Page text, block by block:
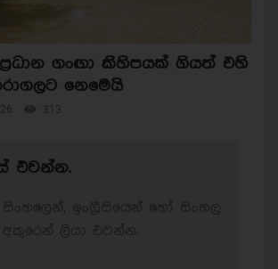
ගංඟා කිහිපයක් ගියත් එහි
නෙමෙයි
313
එවන්න.